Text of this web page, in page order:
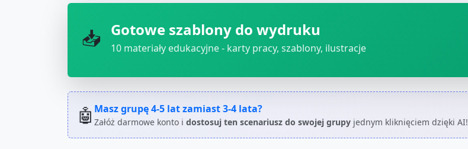
📥 Gotowe szablony do wydruku
10 materiały edukacyjne - karty pracy, szablony, ilustracje
🤖Masz grupę4-5 latzamiast3-4 lata?
Załóż darmowe konto i dostosuj ten scenariusz do swojej grupy jednym kliknięciem dzięki AI!